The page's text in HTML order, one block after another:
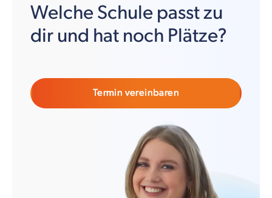
Welche Schule passt zu
dir und hat noch Plätze?
Termin vereinbaren